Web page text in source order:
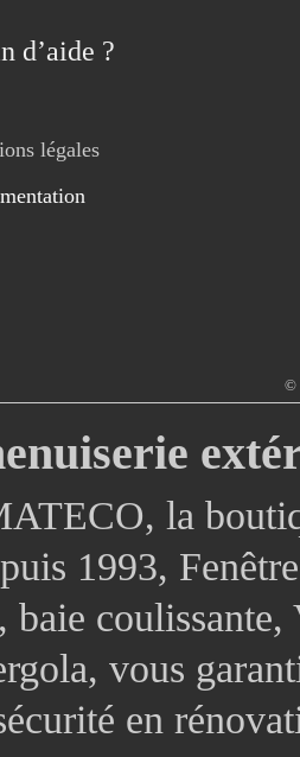
d’aide ?
légales
©
la
1993,
baie
vous
en